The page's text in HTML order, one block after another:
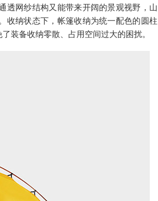
透网纱结构又能带来开阔的景观视野，山
收纳状态下，帐篷收纳为统一配色的圆柱
装备收纳零散、占用空间过大的困扰。